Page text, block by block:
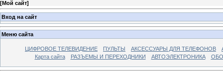
[Мой сайт]
Вход на сайт
Меню сайта
ЦИФРОВОЕ ТЕЛЕВИДЕНИЕ ПУЛЬТЫ АКСЕССУАРЫ ДЛЯ ТЕЛЕФОНОВ
Карта сайта
РАЗЪЕМЫ И ПЕРЕХОДНИКИ АВТОЭЛЕКТРОНИКА